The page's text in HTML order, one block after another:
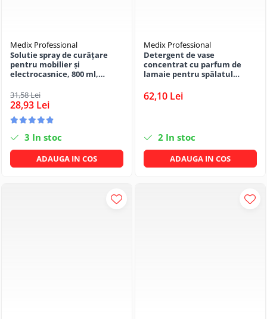
Medix Professional
Solutie spray de curățare
pentru mobilier și
electrocasnice, 800 ml,
31,58 Lei
28,93 Lei
3 In stoc
ADAUGA IN COS
Medix Professional
Detergent de vase
concentrat cu parfum de
lamaie pentru spălatul
ingredient antibacterian, 5
litrii, Medix Professional
62,10 Lei
2 In stoc
ADAUGA IN COS